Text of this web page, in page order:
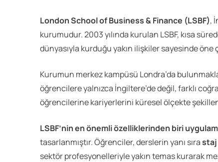
London School of Business & Finance (LSBF),
kurumudur. 2003 yılında kurulan LSBF, kısa
dünyasıyla kurduğu yakın ilişkiler sayesinde öne
Kurumun merkez kampüsü Londra’da
öğrencilere yalnızca İngiltere’de değil, farklı
öğrencilerine kariyerlerini küresel ölçekte
LSBF’nin en önemli özelliklerinden biri
tasarlanmıştır. Öğrenciler, derslerin yanı sırastaj
sektör profesyonelleriyle yakın temas kurarak